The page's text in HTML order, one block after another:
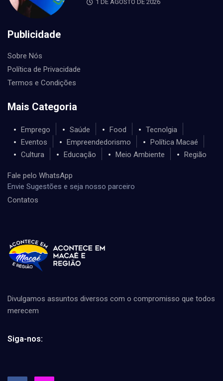
1 DE AGOSTO DE 2026
Publicidade
Sobre Nós
Política de Privacidade
Termos e Condições
Mais Categoria
Emprego Saúde Food
Tecnolgia
Eventos
Empreendedorismo
Política Macaé
Cultura
Educação Meio Ambiente Região
Fale pelo WhatsApp
Envie Sugestões e seja nosso parceiro
Contatos
Divulgamos assuntos diversos com o compromisso que todos
merecem
Siga-nos: